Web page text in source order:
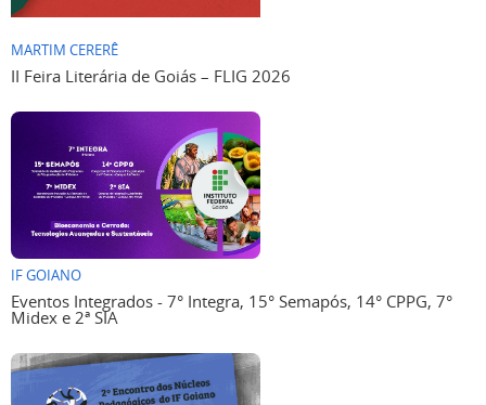
MARTIM CERERÊ
II Feira Literária de Goiás – FLIG 2026
IF GOIANO
Eventos Integrados - 7° Integra, 15° Semapós, 14° CPPG, 7°
Midex e 2ª SIA